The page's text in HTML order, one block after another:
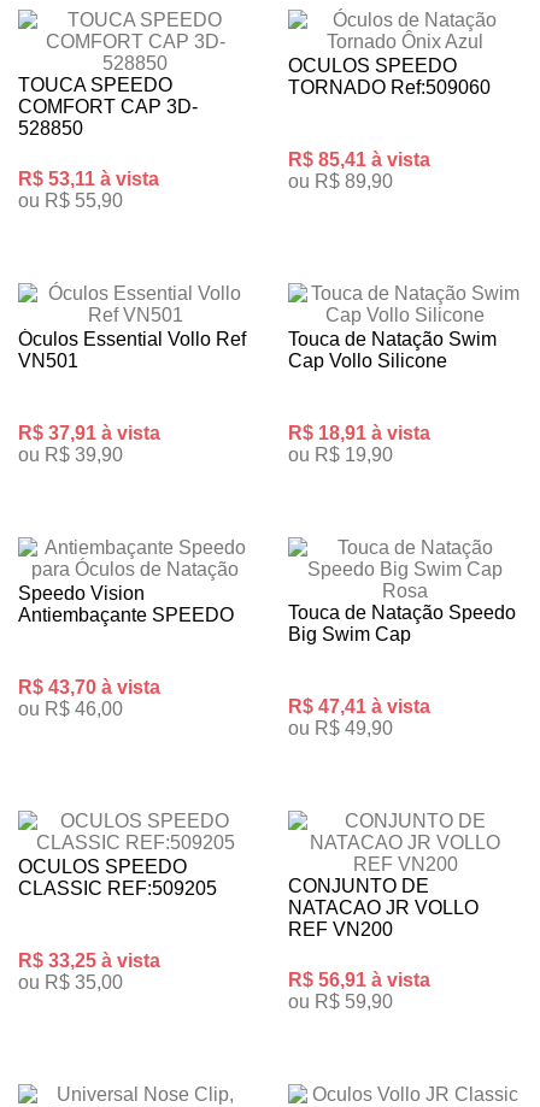
TOUCA SPEEDO
COMFORT CAP 3D-
528850
R$ 53,11 à vista
ou R$ 55,90
OCULOS SPEEDO
TORNADO Ref:509060
R$ 85,41 à vista
ou R$ 89,90
Óculos Essential Vollo Ref
VN501
R$ 37,91 à vista
ou R$ 39,90
Touca de Natação Swim
Cap Vollo Silicone
R$ 18,91 à vista
ou R$ 19,90
Speedo Vision
Antiembaçante SPEEDO
R$ 43,70 à vista
ou R$ 46,00
Touca de Natação Speedo
Big Swim Cap
R$ 47,41 à vista
ou R$ 49,90
OCULOS SPEEDO
CLASSIC REF:509205
R$ 33,25 à vista
ou R$ 35,00
CONJUNTO DE
NATACAO JR VOLLO
REF VN200
R$ 56,91 à vista
ou R$ 59,90